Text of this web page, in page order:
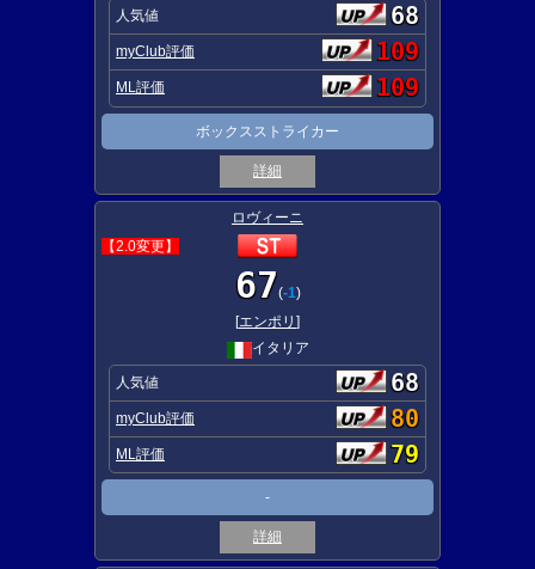
人気値 68
myClub評価 109
ML評価 109
ボックスストライカー
詳細
ロヴィーニ
【2.0変更】
67(-1)
[エンポリ ]
イタリア
人気値 68
myClub評価 80
ML評価 79
-
詳細